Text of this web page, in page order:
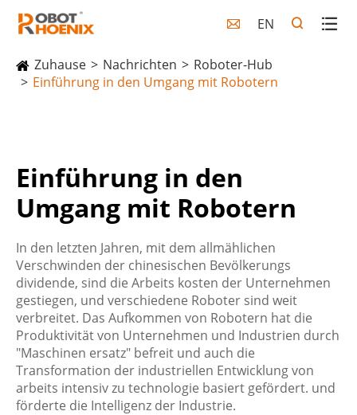
 EN
Zuhause Nachrichten
Roboter-Hub
Einführung in den Umgang mit Robotern
Einführung in den
Umgang mit Robotern
In den letzten Jahren, mit dem allmählichen
Verschwinden der chinesischen Bevölkerungs
dividende, sind die Arbeits kosten der Unternehmen
gestiegen, und verschiedene Roboter sind weit
verbreitet. Das Aufkommen von Robotern hat die
Produktivität von Unternehmen und Industrien durch
"Maschinen ersatz" befreit und auch die
Transformation der industriellen Entwicklung von
arbeits intensiv zu technologie basiert gefördert. und
förderte die Intelligenz der Industrie.